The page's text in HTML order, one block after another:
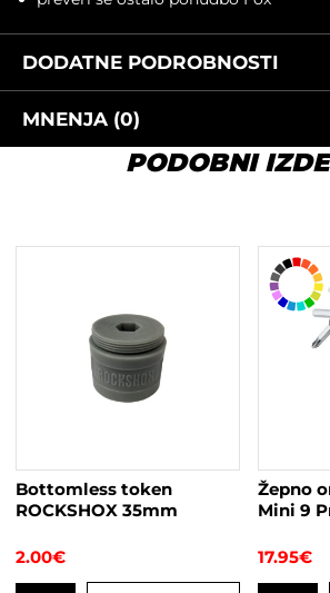
DODATNE PODROBNOSTI
MNENJA (0)
PODOBNI
Bottomless token
ROCKSHOX 35mm
2.00€
Žepno
Mini 9
17.95€